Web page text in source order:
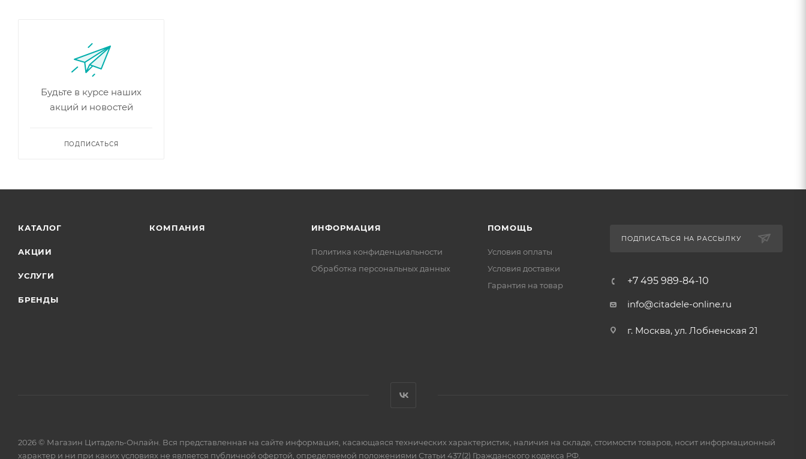
Будьте в курсе наших
акций и новостей
ПОДПИСАТЬСЯ
КАТАЛОГ
АКЦИИ
УСЛУГИ
БРЕНДЫ
КОМПАНИЯ ИНФОРМАЦИЯ
Политика конфиденциальности
Обработка персональных данных
ПОМОЩЬ
Условия оплаты
Условия доставки
Гарантия на товар
ПОДПИСАТЬСЯ НА РАССЫЛКУ
+7 495 989-84-10
info@citadele-online.ru
г. Москва, ул. Лобненская 21
2026 © Магазин Цитадель-Онлайн. Вся представленная на сайте информация, касающаяся технических характеристик, наличия на складе, стоимости товаров, носит информационный
характер и ни при каких условиях не является публичной офертой, определяемой положениями Статьи 437(2) Гражданского кодекса РФ.